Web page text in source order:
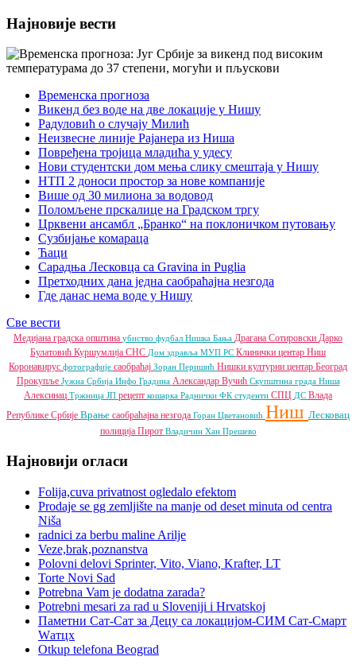
Најновије вести
Временска прогноза
Викенд без воде на две локације у Нишу
Радуловић о случају Милић
Неизвесне линије Рајанера из Ниша
Повређена тројица младића у удесу
Нови студентски дом мења слику смештаја у Нишу
НТП 2 доноси простор за нове компаније
Више од 30 милиона за водовод
Поломљене прскалице на Градском тргу
Црквени ансамбл „Бранко“ на поклоничком путовању
Сузбијање комараца
Ћаци
Сарадња Лесковца са Gravina in Puglia
Претходних дана једна саобраћајна незгода
Где данас нема воде у Нишу
Све вести
Медијана градска општина убиство фудбал Нишка Бања Драгана Сотировски Дарко
Булатовић Куршумлија СНС Дом здравља МУП РС Клинички центар Ниш
Коронавирус фотографије саобраћај Зоран Перишић Нишки културни центар Београд
Прокупље Јужна Србија Инфо Градина Александар Вучић Скупштина града Ниша
Алексинац Тржница ЈП рецепт кошарка Раднички ФК студенти СПЦ ДС Влада
Републике Србије Врање саобраћајна незгода Горан Цветановић Ниш Лесковац
полиција Пирот Владичин Хан Прешево
Најновији огласи
Folija,cuva privatnost ogledalo efektom
Prodaje se gg zemljište na manje od deset minuta od centra
Niša
radnici za berbu maline Arilje
Veze,brak,poznanstva
Polovni delovi Sprinter, Vito, Viano, Krafter, LT
Torte Novi Sad
Potrebna Vam je dodatna zarada?
Potrebni mesari za rad u Sloveniji i Hrvatskoj
Паметни Сат-Сат за Децу са локацијом-СИМ Сат-Смарт
Wатцх
Otkup telefona Beograd